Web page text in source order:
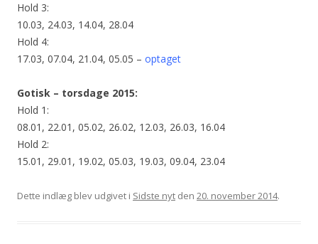
Hold 3:
10.03, 24.03, 14.04, 28.04
Hold 4:
17.03, 07.04, 21.04, 05.05 – optaget
Gotisk – torsdage 2015:
Hold 1:
08.01, 22.01, 05.02, 26.02, 12.03, 26.03, 16.04
Hold 2:
15.01, 29.01, 19.02, 05.03, 19.03, 09.04, 23.04
Dette indlæg blev udgivet i Sidste nyt den 20. november 2014.